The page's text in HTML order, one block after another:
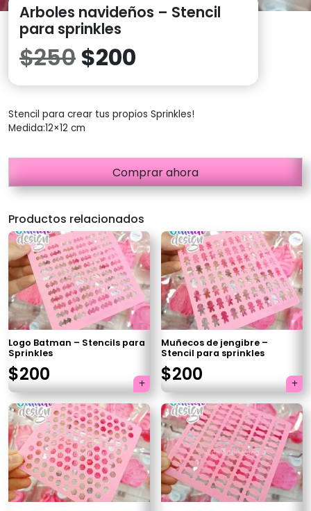
Arboles navideños – Stencil
para sprinkles
$250 El
precio
original
era:
$250.
$200
precio
actual
es:
$200.
Stencil para crear tus propios Sprinkles!
Medida:12×12 cm
Comprar ahora
Productos relacionados
Logo Batman – Stencils para
Sprinkles
El
precio
original
era:
$250.
$200
precio
actual
es:
$200.
Muñecos de jengibre –
Stencil para sprinkles
El
precio
original
era:
$250.
$200
precio
actual
es:
$200.
×